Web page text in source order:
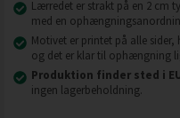
Lærredet er strakt på en 2 cm
med en
Motivet er printet på alle
og det er klar til ophængning
Produktion finder sted i
ingen lagerbeholdning.